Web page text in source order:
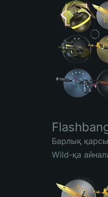
Барлық
Wild-қа